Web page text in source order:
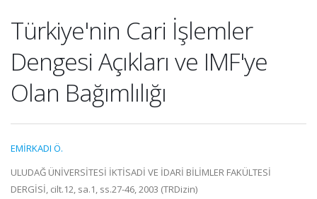
Türkiye'nin Cari İşlemler
Dengesi Açıkları ve IMF'ye
Olan Bağımlılığı
EMİRKADI Ö.
ULUDAĞ ÜNİVERSİTESİ İKTİSADİ VE İDARİ BİLİMLER FAKÜLTESİ
DERGİSİ, cilt.12, sa.1, ss.27-46, 2003 (TRDizin)